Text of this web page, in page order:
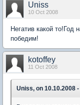
Uniss
10 Oct 2008
Негатив какой
победим!
kotoffey
11 Oct 2008
Uniss, on 10.10.2008